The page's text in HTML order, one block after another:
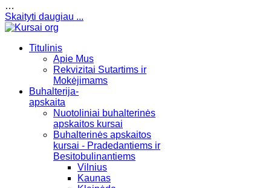
…
Skaityti daugiau ...
Titulinis
Apie Mus
Rekvizitai Sutartims ir
Mokėjimams
Buhalterija-
apskaita
Nuotoliniai buhalterinės
apskaitos kursai
Buhalterinės apskaitos
kursai - Pradedantiems ir
Besitobulinantiems
Vilnius
Kaunas